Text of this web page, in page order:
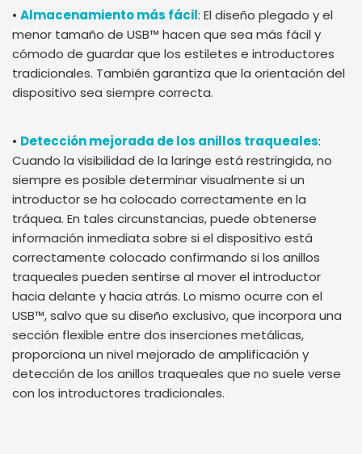
• Almacenamiento más fácil: El diseño plegado y el
menor tamaño de USB™ hacen que sea más fácil y
cómodo de guardar que los estiletes e introductores
tradicionales. También garantiza que la orientación del
dispositivo sea siempre correcta.
• Detección mejorada de los anillos traqueales:
Cuando la visibilidad de la laringe está restringida, no
siempre es posible determinar visualmente si un
introductor se ha colocado correctamente en la
tráquea. En tales circunstancias, puede obtenerse
información inmediata sobre si el dispositivo está
correctamente colocado confirmando si los anillos
traqueales pueden sentirse al mover el introductor
hacia delante y hacia atrás. Lo mismo ocurre con el
USB™, salvo que su diseño exclusivo, que incorpora una
sección flexible entre dos inserciones metálicas,
proporciona un nivel mejorado de amplificación y
detección de los anillos traqueales que no suele verse
con los introductores tradicionales.